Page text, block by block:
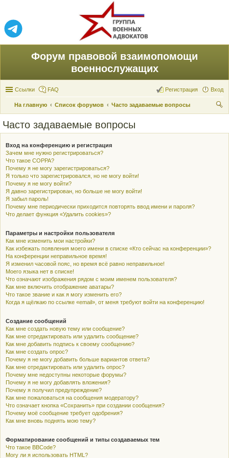
Форум правовой взаимопомощи
военнослужащих
Ссылки FAQ Вход
Регистрация
На главную Список форумов
Часто задаваемые вопросы
Часто задаваемые вопросы
Вход на конференцию и регистрация
Зачем мне нужно регистрироваться?
Что такое COPPA?
Почему я не могу зарегистрироваться?
Я только что зарегистрировался, но не могу войти!
Почему я не могу войти?
Я давно зарегистрирован, но больше не могу войти!
Я забыл пароль!
Почему мне периодически приходится повторять ввод имени и пароля?
Что делает функция «Удалить cookies»?
Параметры и настройки пользователя
Как мне изменить мои настройки?
Как избежать появления моего имени в списке «Кто сейчас на конференции»?
На конференции неправильное время!
Я изменил часовой пояс, но время всё равно неправильное!
Моего языка нет в списке!
Что означают изображения рядом с моим именем пользователя?
Как мне включить отображение аватары?
Что такое звание и как я могу изменить его?
Когда я щёлкаю по ссылке «email», от меня требуют войти на конференцию!
Создание сообщений
Как мне создать новую тему или сообщение?
Как мне отредактировать или удалить сообщение?
Как мне добавить подпись к своему сообщению?
Как мне создать опрос?
Почему я не могу добавить больше вариантов ответа?
Как мне отредактировать или удалить опрос?
Почему мне недоступны некоторые форумы?
Почему я не могу добавлять вложения?
Почему я получил предупреждение?
Как мне пожаловаться на сообщения модератору?
Что означает кнопка «Сохранить» при создании сообщения?
Почему моё сообщение требует одобрения?
Как мне вновь поднять мою тему?
Форматирование сообщений и типы создаваемых тем
Что такое BBCode?
Могу ли я использовать HTML?